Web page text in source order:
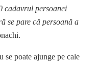
cadavrul persoanei
se pare că persoană a
se poate ajunge pe cale